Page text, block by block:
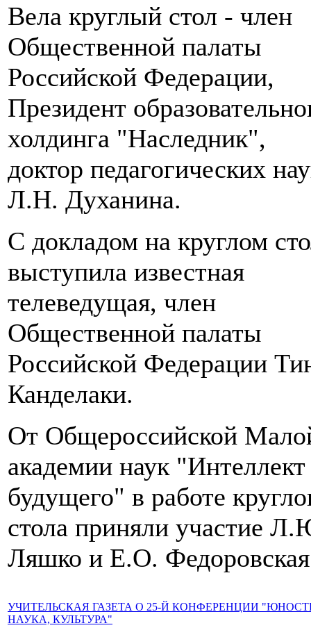
Вела круглый стол - член
Общественной палаты
Российской Федерации,
Президент
холдинга "Наследник",
доктор педагогических
Л.Н. Духанина.
С докладом на круглом
выступила известная
телеведущая, член
Общественной палаты
Российской Федерации
Канделаки.
От Общероссийской
академии наук "Интеллект
будущего" в работе
стола приняли участие
Ляшко и Е.О.
УЧИТЕЛЬСКАЯ ГАЗЕТА О 25-Й КОНФЕРЕНЦИИ
НАУКА, КУЛЬТУРА"